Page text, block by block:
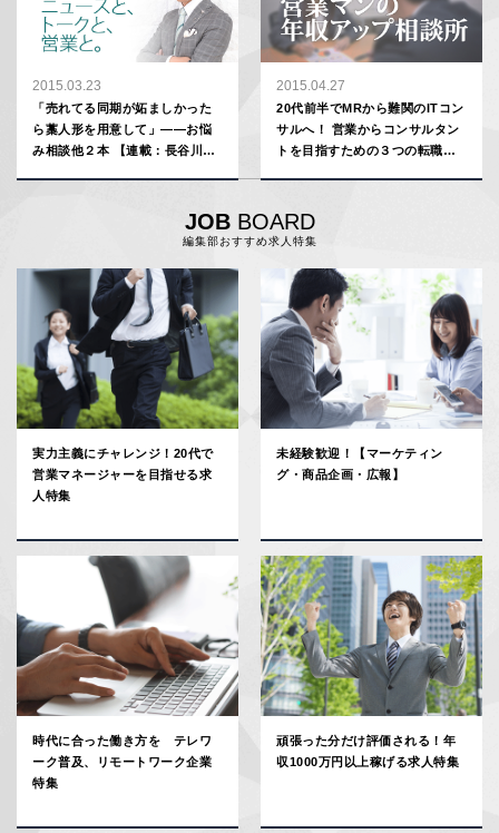
2015.03.23
「売れてる同期が妬ましかった
ら藁人形を用意して」――お悩
み相談他２本 【連載：長谷川
2015.04.27
20代前半でMRから難関のITコン
サルへ！ 営業からコンサルタン
トを目指すための３つの転職ポ
JOBBOARD
編集部おすすめ求人特集
実力主義にチャレンジ！20代で
営業マネージャーを目指せる求
人特集
未経験歓迎！【マーケティン
グ・商品企画・広報】
時代に合った働き方を テレワ
ーク普及、リモートワーク企業
特集
頑張った分だけ評価される！年
収1000万円以上稼げる求人特集